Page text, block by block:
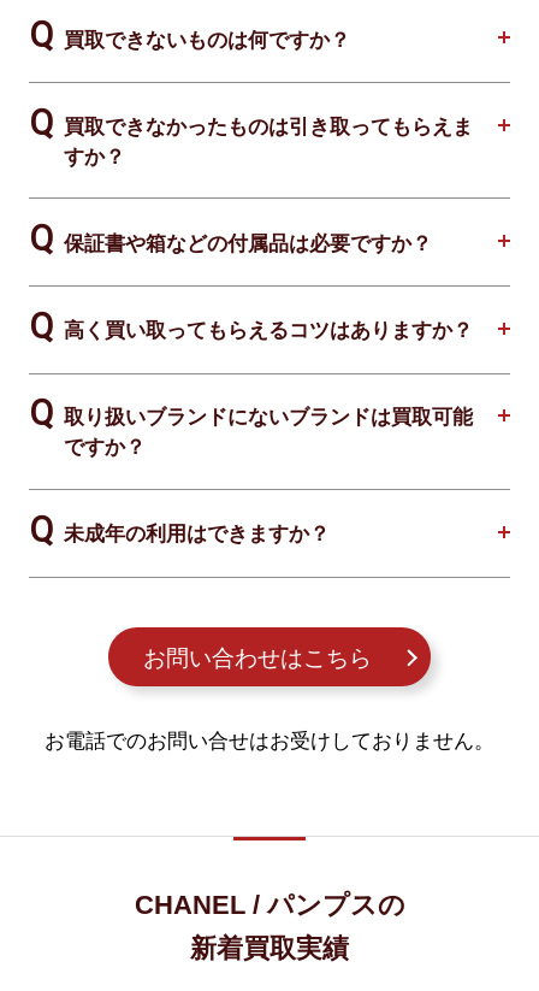
買取できないものは何ですか？
買取できなかったものは引き取ってもらえま
すか？
保証書や箱などの付属品は必要ですか？
高く買い取ってもらえるコツはありますか？
取り扱いブランドにないブランドは買取可能
ですか？
未成年の利用はできますか？
お問い合わせはこちら
お電話でのお問い合せはお受けしておりません。
CHANEL / パンプスの
新着買取実績